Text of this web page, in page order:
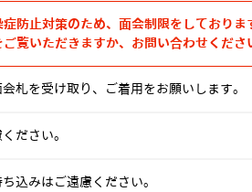
防止対策のため、面会制限をしておりま
覧いただきますか、お問い合わせくださ
札を受け取り、ご着用をお願いします。
ださい。
込みはご遠慮ください。